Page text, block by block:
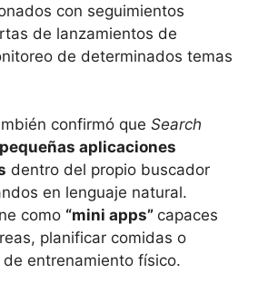
con seguimientos
de lanzamientos de
de determinados temas
confirmó que Search
pequeñas aplicaciones
dentro del propio buscador
en lenguaje natural.
como “mini apps” capaces
planificar comidas o
entrenamiento físico.